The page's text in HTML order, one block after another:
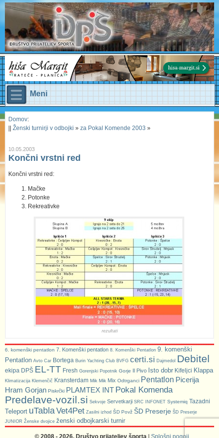
Meni
Domov:
Ženski turnirji v odbojki » za Pokal Komende 2003 »
10.05.2003
Končni vrstni red
Končni vrstni red:
Mačke
Potonke
Rekreativke
rezultati
6. komenški pentatlon 7. Komenški pentatlon 8. Komenški Pentatlon 9. komenški
Pentatlon Avto Car Bortega Burin Yachting Club BVFG certi.si Dajmedol Debitel
ekipa DPŠ EL-TT Fresh Gorenjski Popotnik Gorje Il Pivo Isto dobr Kifeljci Klappa
Klimatizacija Klemenčič Kransterdam Mik Mik Mix Odtrganci Pentatlon Picerija
Hram Gorjan Piskrčki PLAMTEX INT Pokal Komenda
Predelave-vozil.si Sekvoje Servetkarji SRC INFONET Systemiq Tazadni
Teleport uTabla Vet4Pet Zasilni izhod ŠD Povž ŠD Preserje ŠD Preserje
JUNIOR Ženske dvojice ženski odbojkarski turnir
© 2008 - 2026, Društvo prijateljev športa | Splošni pogoji